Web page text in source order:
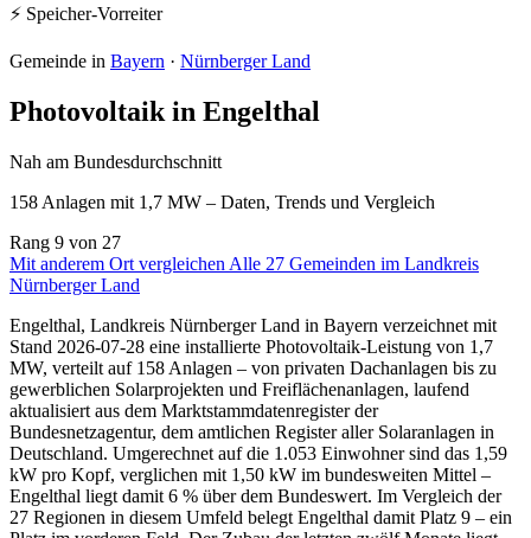
⚡ Speicher-Vorreiter
Gemeinde in Bayern · Nürnberger Land
Photovoltaik in Engelthal
Nah am Bundesdurchschnitt
158 Anlagen mit 1,7 MW – Daten, Trends und Vergleich
Rang 9 von 27
Mit anderem Ort vergleichen Alle 27 Gemeinden im Landkreis
Nürnberger Land
Engelthal, Landkreis Nürnberger Land in Bayern verzeichnet mit
Stand 2026-07-28 eine installierte Photovoltaik-Leistung von 1,7
MW, verteilt auf 158 Anlagen – von privaten Dachanlagen bis zu
gewerblichen Solarprojekten und Freiflächenanlagen, laufend
aktualisiert aus dem Marktstammdatenregister der
Bundesnetzagentur, dem amtlichen Register aller Solaranlagen in
Deutschland. Umgerechnet auf die 1.053 Einwohner sind das 1,59
kW pro Kopf, verglichen mit 1,50 kW im bundesweiten Mittel –
Engelthal liegt damit 6 % über dem Bundeswert. Im Vergleich der
27 Regionen in diesem Umfeld belegt Engelthal damit Platz 9 – ein